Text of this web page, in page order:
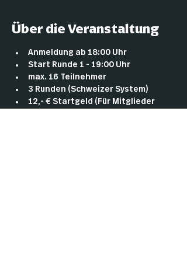
Über die Veranstaltung
Anmeldung ab 18:00 Uhr
Start Runde 1 - 19:00 Uhr
max. 16 Teilnehmer
3 Runden (Schweizer System)
12,- € Startgeld (Für Mitglieder